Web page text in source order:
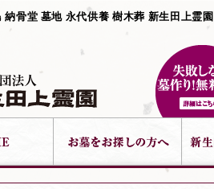
納骨堂 墓地 永代供養 樹木葬 新生田上霊園